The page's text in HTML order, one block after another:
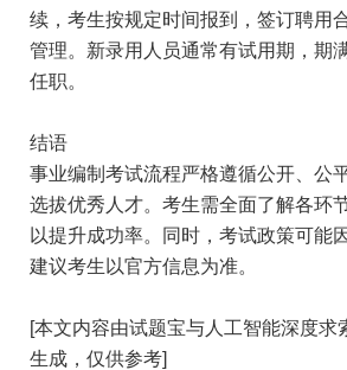
续，考生按规定时间报到，签订聘用
管理。新录用人员通常有试用期，期
任职。
结语
事业编制考试流程严格遵循公开、公
选拔优秀人才。考生需全面了解各环
以提升成功率。同时，考试政策可能
建议考生以官方信息为准。
[本文内容由试题宝与人工智能深度求
生成，仅供参考]